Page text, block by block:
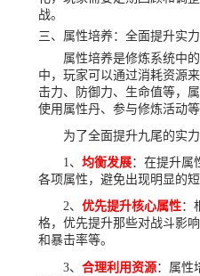
战。
三、属性培养：全面提升实力
属性培养是修炼系统中
中，玩家可以通过消耗资源
击力、防御力、生命值等，
使用属性丹、参与修炼活动等
为了全面提升九尾的实
1、 均衡发展：在提升属
各项属性，避免出现明显的短
2、 优先提升核心属性：
格，优先提升那些对战斗影
和暴击率等。
3、 合理利用资源：属性